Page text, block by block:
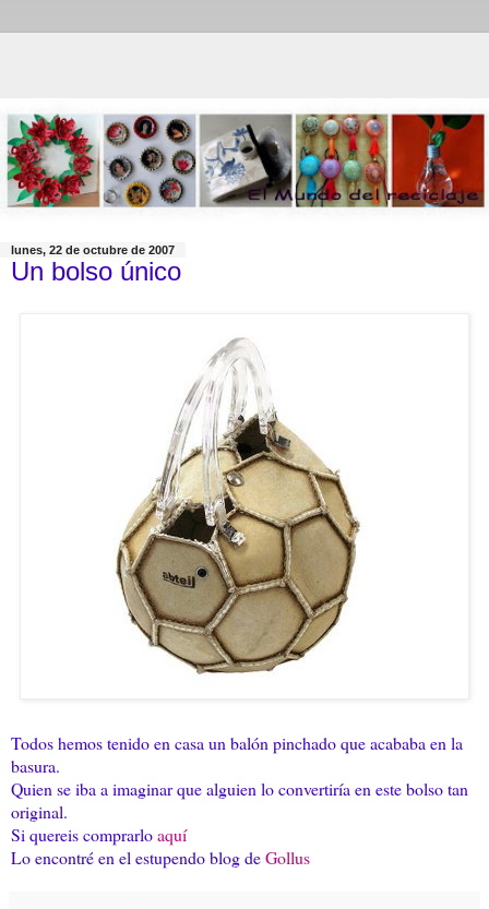
lunes, 22 de octubre de 2007
Un bolso único
Todos hemos tenido en casa un balón pinchado que acababa en la
basura.
Quien se iba a imaginar que alguien lo convertiría en este bolso tan
original.
Si quereis comprarloaquí
Lo encontré en el estupendo blog deGollus